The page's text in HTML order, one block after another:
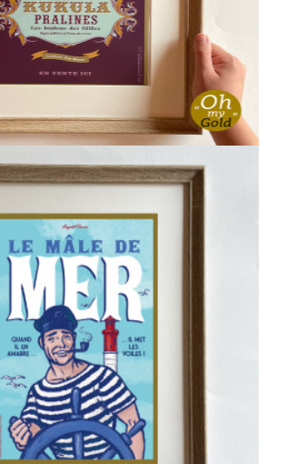
LE MÂLE DE MER
6,00 €